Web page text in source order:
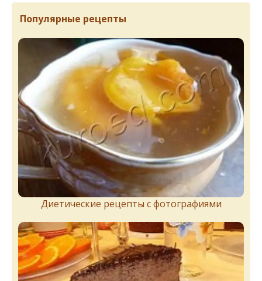
Популярные рецепты
Диетические рецепты с фотографиями